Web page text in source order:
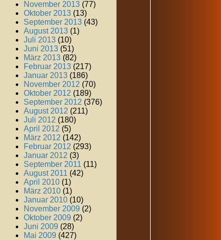
November 2013 (77)
Oktober 2013 (13)
September 2013 (43)
August 2013 (1)
Juli 2013 (10)
Juni 2013 (51)
März 2013 (82)
Februar 2013 (217)
Januar 2013 (186)
November 2012 (70)
Oktober 2012 (189)
September 2012 (376)
August 2012 (211)
Juli 2012 (180)
April 2012 (5)
März 2012 (142)
Februar 2012 (293)
Januar 2012 (3)
September 2011 (11)
August 2011 (42)
April 2010 (1)
März 2010 (1)
Januar 2010 (10)
November 2009 (2)
Oktober 2009 (2)
Juni 2009 (28)
Mai 2009 (427)